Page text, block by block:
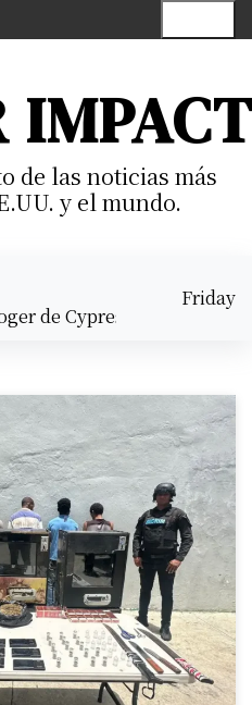
de las noticias más
y el mundo.
Cypress |Prisión
Friday